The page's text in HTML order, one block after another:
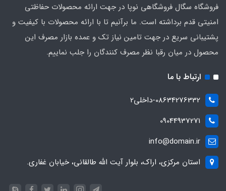
فروشگاه سگال فروشگاهی نوپا در جهت ارائه محصولات حفاظتی
امنیتی قدم برداشته است. ما برآنیم تا با ارائه محصولات با کیفیت و
پشتیبانی سریع در جهت تامین نیاز تک و عمده بازار مصرف این
محصول در میان رقبا نظر مصرف کنندگان را جلب نماییم.
ارتباط با ما
08634276332-داخلی2
09044937271
info@domain.ir
استان مرکزی، اراک، بلوار آیت الله طالقانی، خیابان غفاری.